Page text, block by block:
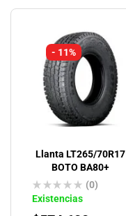
- 11%
Llanta LT265/70R17
BOTO BA80+
(0)
Existencias